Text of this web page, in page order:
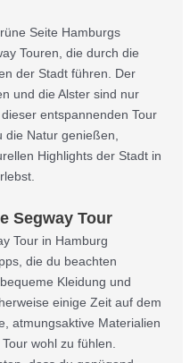
Seite Hamburgs
Touren, die durch die
der Stadt führen. Der
und die Alster sind nur
entspannenden Tour
Natur genießen,
Highlights der Stadt in
Segway Tour
Tour in Hamburg
die du beachten
Kleidung und
einige Zeit auf dem
atmungsaktive Materialien
wohl zu fühlen.